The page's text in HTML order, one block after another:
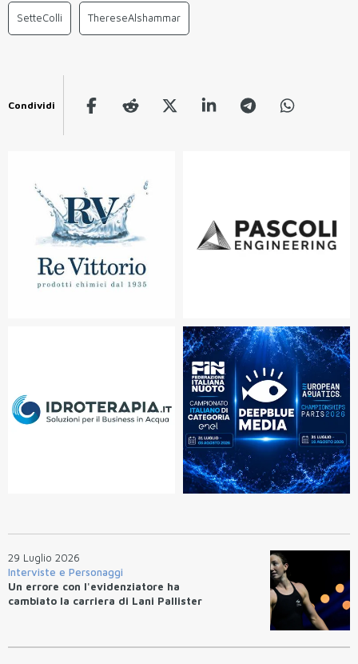
SetteColli ThereseAlshammar
Condividi
29 Luglio 2026
Interviste e Personaggi
Un errore con l'evidenziatore ha
cambiato la carriera di Lani Pallister